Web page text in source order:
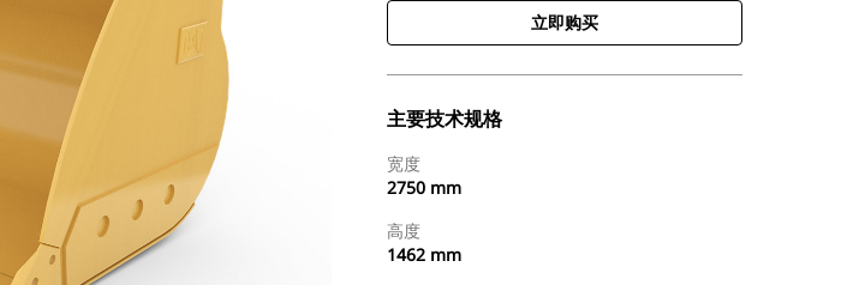
立即购买
主要技术规格
宽度
2750 mm
高度
1462 mm